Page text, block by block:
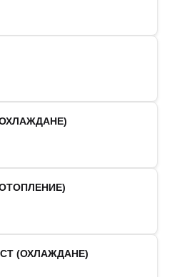
(ОХЛАЖДАНЕ)